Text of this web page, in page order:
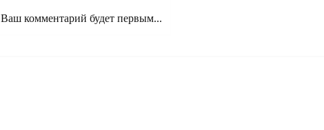
Ваш комментарий будет первым...